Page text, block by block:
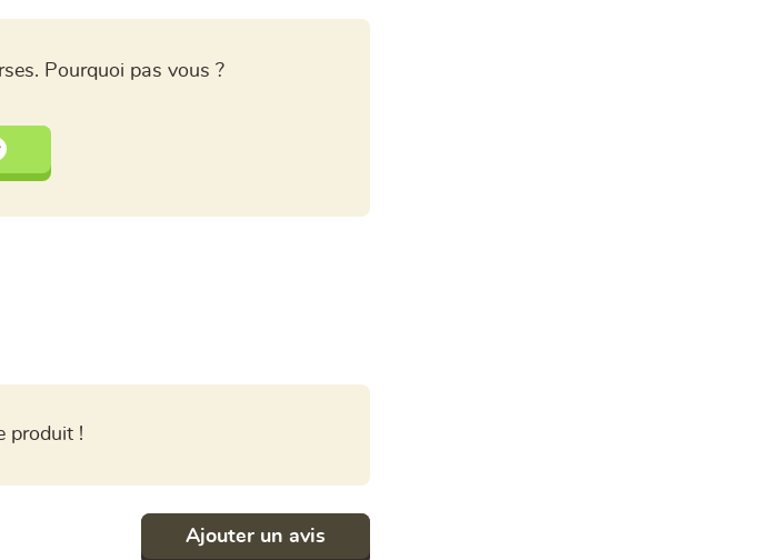
Pourquoi pas vous ?
produit !
Ajouter un avis